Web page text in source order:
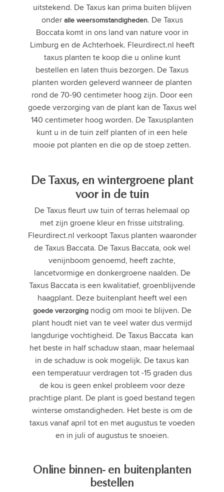
uitstekend. De Taxus kan prima buiten blijven
onder alle weersomstandigheden. De Taxus
Boccata komt in ons land van nature voor in
Limburg en de Achterhoek. Fleurdirect.nl heeft
taxus planten te koop die u online kunt
bestellen en laten thuis bezorgen. De Taxus
planten worden geleverd wanneer de planten
rond de 70-90 centimeter hoog zijn. Door een
goede verzorging van de plant kan de Taxus wel
140 centimeter hoog worden. De Taxusplanten
kunt u in de tuin zelf planten of in een hele
mooie pot planten en die op de stoep zetten.
De Taxus, en wintergroene plant
voor in de tuin
De Taxus fleurt uw tuin of terras helemaal op
met zijn groene kleur en frisse uitstraling.
Fleurdirect.nl verkoopt Taxus planten waaronder
de Taxus Baccata. De Taxus Baccata, ook wel
venijnboom genoemd, heeft zachte,
lancetvormige en donkergroene naalden. De
Taxus Baccata is een kwalitatief, groenblijvende
haagplant. Deze buitenplant heeft wel een
goede verzorgingnodig om mooi te blijven. De
plant houdt niet van te veel water dus vermijd
langdurige vochtigheid. De Taxus Baccata kan
het beste in half schaduw staan, maar helemaal
in de schaduw is ook mogelijk. De taxus kan
een temperatuur verdragen tot -15 graden dus
de kou is geen enkel probleem voor deze
prachtige plant. De plant is goed bestand tegen
winterse omstandigheden. Het beste is om de
taxus vanaf april tot en met augustus te voeden
en in juli of augustus te snoeien.
Online binnen- en buitenplanten
bestellen